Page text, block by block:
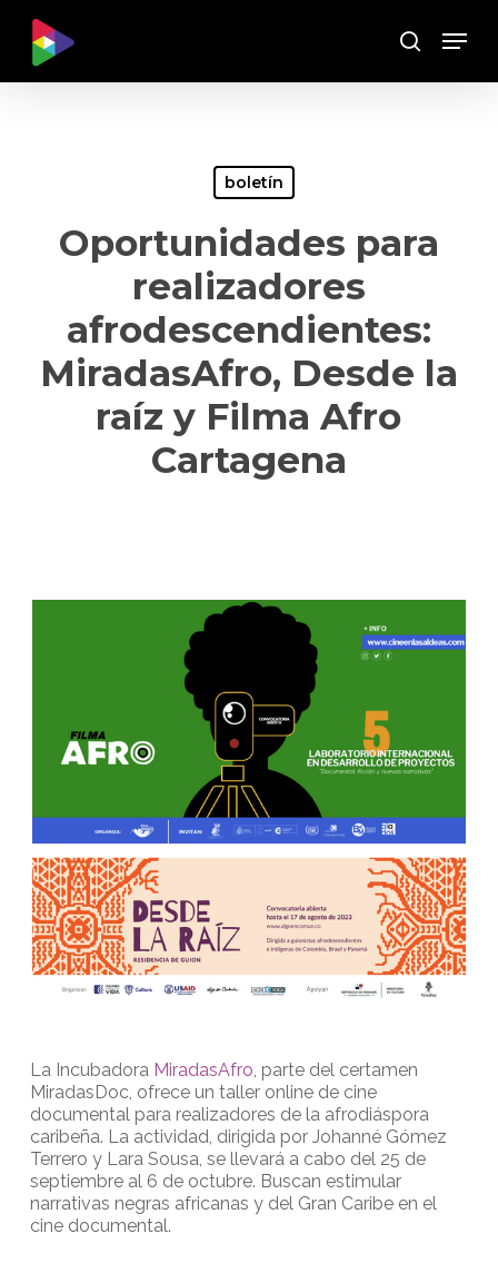
main
Buscar
Menu
boletín
Oportunidades para
realizadores
afrodescendientes:
MiradasAfro, Desde la
raíz y Filma Afro
Cartagena
La Incubadora MiradasAfro, parte del certamen
MiradasDoc, ofrece un taller online de cine
documental para realizadores de la afrodiáspora
caribeña. La actividad, dirigida por Johanné Gómez
Terrero y Lara Sousa, se llevará a cabo del 25 de
septiembre al 6 de octubre. Buscan estimular
narrativas negras africanas y del Gran Caribe en el
cine documental.